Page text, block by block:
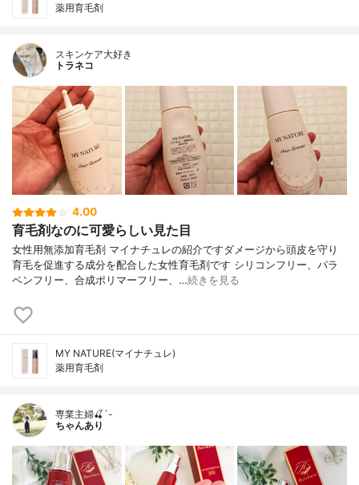
薬用育毛剤
スキンケア大好き
トラネコ
4.00
育毛剤なのに可愛らしい見た目
女性用無添加育毛剤 マイナチュレの紹介ですダメージから頭皮を守り
育毛を促進する成分を配合した女性育毛剤です シリコンフリー、パラ
ベンフリー、合成ポリマーフリー、…続きを見る
MY NATURE(マイナチュレ)
薬用育毛剤
専業主婦🍒´-
ちゃんあり